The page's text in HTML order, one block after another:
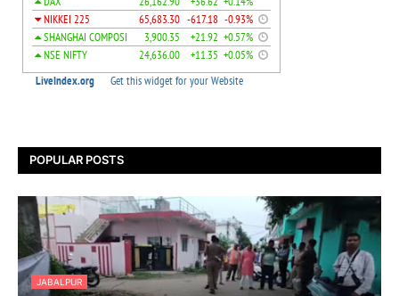
POPULAR POSTS
JABALPUR